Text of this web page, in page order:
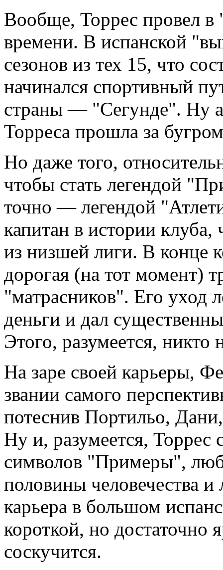
Вообще, Торрес провел в
времени. В испанской
сезонов из тех 15, что
начинался спортивный
страны — "Сегунде". Ну а
Торреса прошла за
Но даже того,
чтобы стать легендой
точно — легендой
капитан в истории
из низшей лиги. В конце
дорогая (на тот момент)
"матрасников". Его уход
деньги и дал
Этого, разумеется, никто
На заре своей карьеры,
звании самого
потеснив Портильо,
Ну и, разумеется, Торрес
символов "Примеры",
половины человечества
карьера в большом
короткой, но достаточно
соскучится.